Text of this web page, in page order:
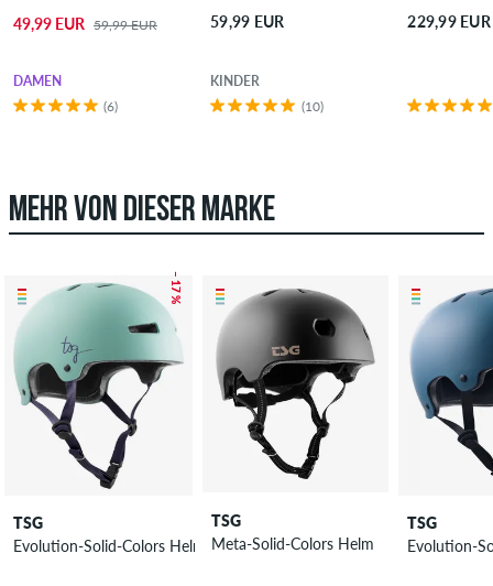
49,99 EUR 59,99 EUR
DAMEN
(6)
59,99 EUR
KINDER
(10)
229,99 EUR
MEHR VON DIESER MARKE
– 17 %
TSG
Evolution-Solid-Colors Helm Damen
TSG
Meta-Solid-Colors Helm
TSG
Evolution-